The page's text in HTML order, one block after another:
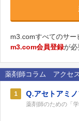
m3.comすべてのサー
m3.com会員登録が必
薬剤師コラム アクセ
1 Q.アセトアミ
薬剤師のための「